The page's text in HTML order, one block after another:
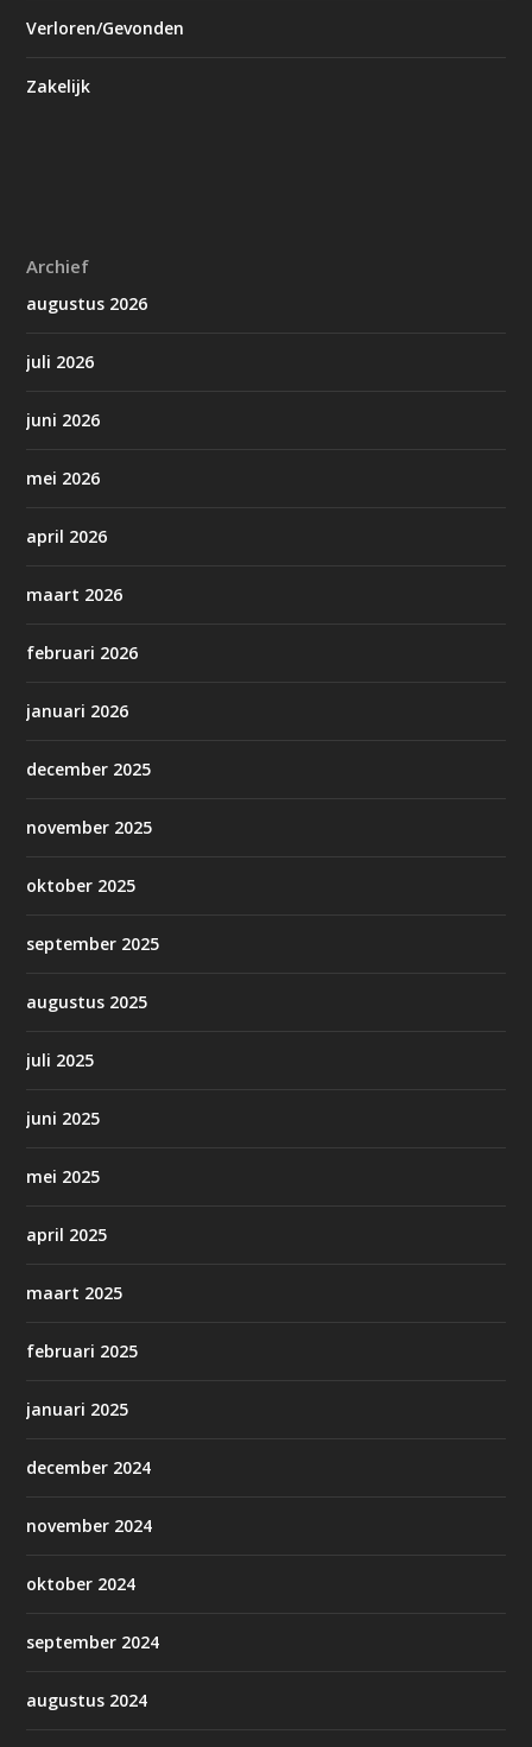
Verloren/Gevonden
Zakelijk
Archief
augustus 2026
juli 2026
juni 2026
mei 2026
april 2026
maart 2026
februari 2026
januari 2026
december 2025
november 2025
oktober 2025
september 2025
augustus 2025
juli 2025
juni 2025
mei 2025
april 2025
maart 2025
februari 2025
januari 2025
december 2024
november 2024
oktober 2024
september 2024
augustus 2024